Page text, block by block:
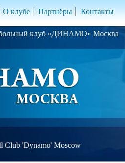
О клубе Партнёры Контакты
клуб «ДИНАМО» Москва
Club 'Dynamo' Moscow